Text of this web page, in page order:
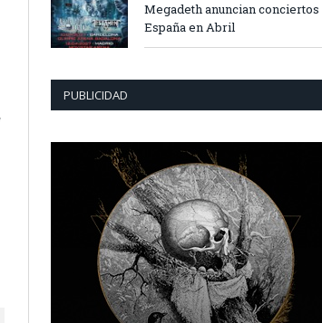
Megadeth anuncian conciertos
España en Abril
PUBLICIDAD